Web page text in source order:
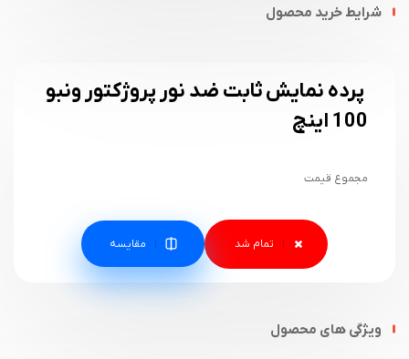
شرایط خرید محصول
پرده نمایش ثابت ضد نور پروژکتور ونبو
100 اینچ
مجموع قیمت
مقایسه
ویژگی های محصول